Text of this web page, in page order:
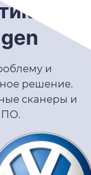
и
решение.
сканеры и